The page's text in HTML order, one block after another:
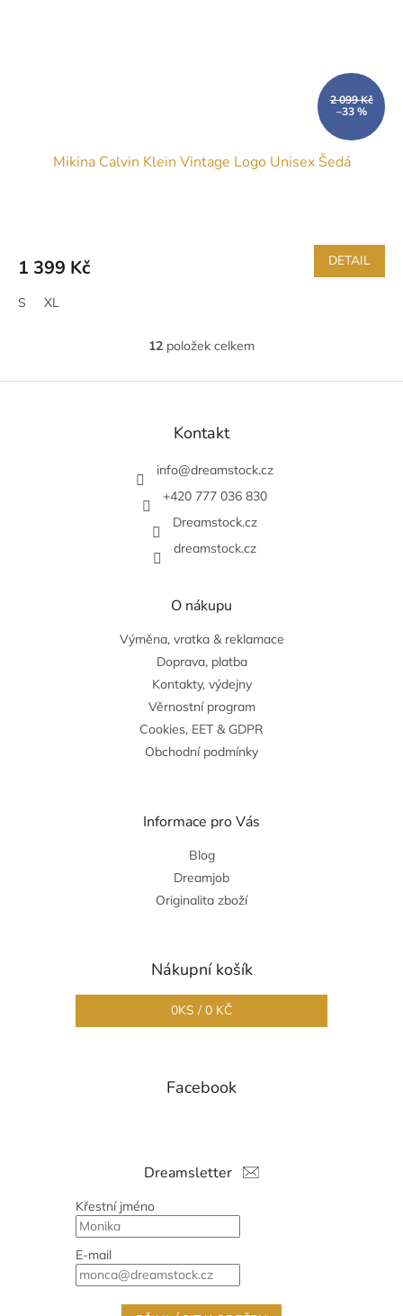
2 099 Kč
–33 %
Mikina Calvin Klein Vintage Logo Unisex Šedá
1 399 Kč DETAIL
S XL
O
l
a
í
p
r
v
y
p
s
u
12 položek celkem
Z
Kontakt
info@dreamstock.cz
+420 777 036 830
Dreamstock.cz
dreamstock.cz
O nákupu
Výměna, vratka & reklamace
Doprava, platba
Kontakty, výdejny
Věrnostní program
Cookies, EET & GDPR
Obchodní podmínky
Informace pro Vás
Blog
Dreamjob
Originalita zboží
Nákupní košík
0KS / 0 KČ
Facebook
Dreamsletter
Křestní jméno
E-mail